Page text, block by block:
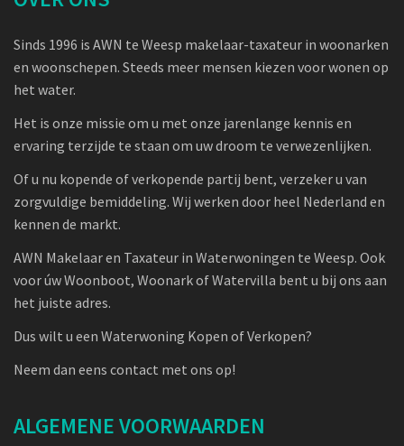
Sinds 1996 is AWN te Weesp makelaar-taxateur in woonarken
en woonschepen. Steeds meer mensen kiezen voor wonen op
het water.
Het is onze missie om u met onze jarenlange kennis en
ervaring terzijde te staan om uw droom te verwezenlijken.
Of u nu kopende of verkopende partij bent, verzeker u van
zorgvuldige bemiddeling. Wij werken door heel Nederland en
kennen de markt.
AWN Makelaar en Taxateur in Waterwoningen te Weesp. Ook
voor úw Woonboot, Woonark of Watervilla bent u bij ons aan
het juiste adres.
Dus wilt u een Waterwoning Kopen of Verkopen?
Neem dan eens contact met ons op!
ALGEMENE VOORWAARDEN